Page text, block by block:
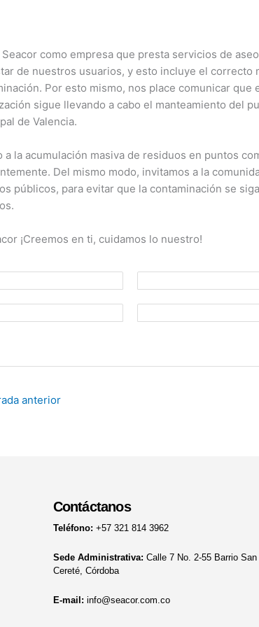
Seacor como empresa que presta servicios de
de nuestros usuarios, y esto incluye el correcto
Por esto mismo, nos place comunicar que
sigue llevando a cabo el manteamiento del
de Valencia.
a la acumulación masiva de residuos en puntos
Del mismo modo, invitamos a la
públicos, para evitar que la contaminación se
¡Creemos en ti, cuidamos lo nuestro!
anterior
Contáctanos
Teléfono: +57 321 814 3962
Sede Administrativa: Calle 7 No. 2-55 Barrio
Cereté, Córdoba
E-mail: info@seacor.com.co